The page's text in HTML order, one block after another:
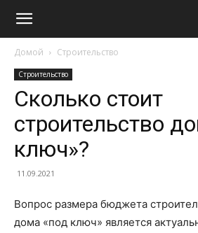
Домой Строительство
Строительство
Сколько стоит
строительство
ключ»?
11.09.2021
Вопрос размера бюджета
дома «под ключ» является